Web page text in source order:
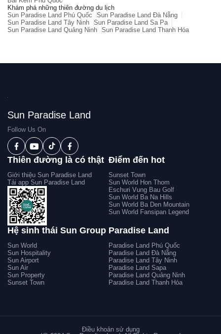
Khám phá những thiên đường du lịch
Sun Paradise Land Phú Quốc
Sun Paradise Land Đà Nẵng
Sun Paradise Land Tây Ninh Sun Paradise Land Sa Pa
Sun Paradise Land Quảng Ninh Sun Paradise Land Thanh Hóa
Sun Paradise Land
Follow Us On
Thiên đường là có thật
Giới thiệu Sun Paradise Land
Tải app Sun Paradise Land
Điểm đến hot
Sunset Town
Sun World Hon Thom
Eschuri Vung Bau Golf
Sun World Ba Na Hills
Sun World Ba Den Mountain
Sun World Fansipan Legend
Hệ sinh thái Sun Group
Sun World
Sun Hospitality
Sun Airport
Sun Air
Sun Property
Sunset Town
Paradise Land
Paradise Land Phú Quốc
Paradise Land Đà Nẵng
Paradise Land Tây Ninh
Paradise Land Sapa
Paradise Land Quảng Ninh
Paradise Land Thanh Hóa
Điều khoản sử dụng